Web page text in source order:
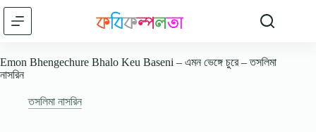
Skip
content
Emon Bhengechure Bhalo Keu Baseni – এমন ভেঙ্গে চুরে – তসলিমা
নাসরিন
তসলিমা নাসরিন